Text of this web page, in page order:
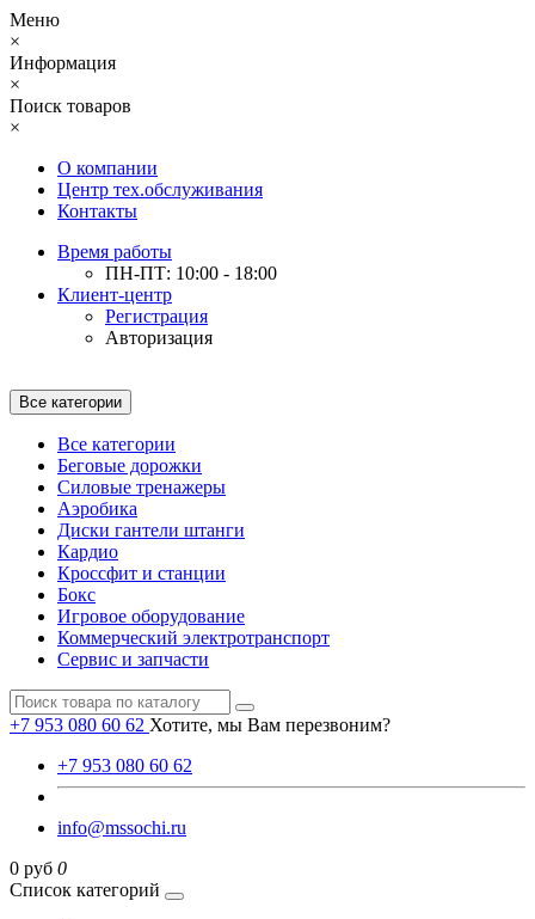
Меню
×
Информация
×
Поиск товаров
×
О компании
Центр тех.обслуживания
Контакты
Время работы
ПН-ПТ: 10:00 - 18:00
Клиент-центр
Регистрация
Авторизация
Все категории
Все категории
Беговые дорожки
Силовые тренажеры
Аэробика
Диски гантели штанги
Кардио
Кроссфит и станции
Бокс
Игровое оборудование
Коммерческий электротранспорт
Сервис и запчасти
+7 953 080 60 62 Хотите, мы Вам перезвоним?
+7 953 080 60 62
info@mssochi.ru
0 руб 0
Список категорий